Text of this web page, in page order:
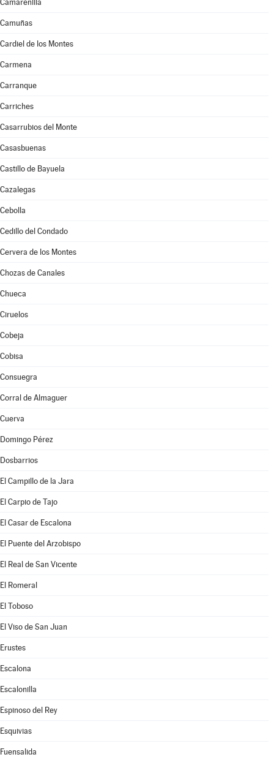
Camarenilla
Camuñas
Cardiel de los Montes
Carmena
Carranque
Carriches
Casarrubios del Monte
Casasbuenas
Castillo de Bayuela
Cazalegas
Cebolla
Cedillo del Condado
Cervera de los Montes
Chozas de Canales
Chueca
Ciruelos
Cobeja
Cobisa
Consuegra
Corral de Almaguer
Cuerva
Domingo Pérez
Dosbarrios
El Campillo de la Jara
El Carpio de Tajo
El Casar de Escalona
El Puente del Arzobispo
El Real de San Vicente
El Romeral
El Toboso
El Viso de San Juan
Erustes
Escalona
Escalonilla
Espinoso del Rey
Esquivias
Fuensalida